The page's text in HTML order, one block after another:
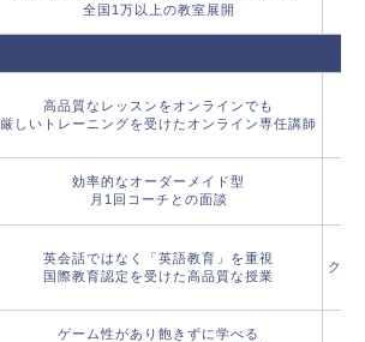
全国1万以上の教室展開
高品質なレッスンをオンラインでも
厳しいトレーニングを受けたオンライン専任講師
効率的なオーダーメイド型
月1回コーチとの面談
英会話ではなく「英語教育」を重視
国際教育認定を受けた高品質な授業
クー
ゲーム性があり飽きずに学べる